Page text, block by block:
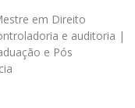
em Direito
e auditoria |
e Pós